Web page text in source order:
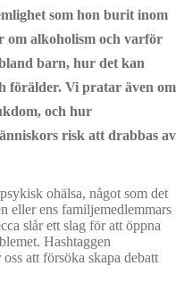
som hon burit inom
om alkoholism och varför
barn, hur det kan
förälder. Vi pratar även om
och hur
risk att drabbas av
ohälsa, något som det
eller ens familjemedlemmars
slår ett slag för att öppna
Hashtaggen
att försöka skapa debatt